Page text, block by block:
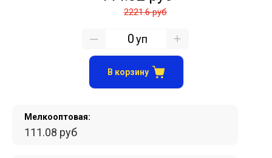
Мелкооптовая:
111.08 руб
2221.6 руб
уп
В корзину